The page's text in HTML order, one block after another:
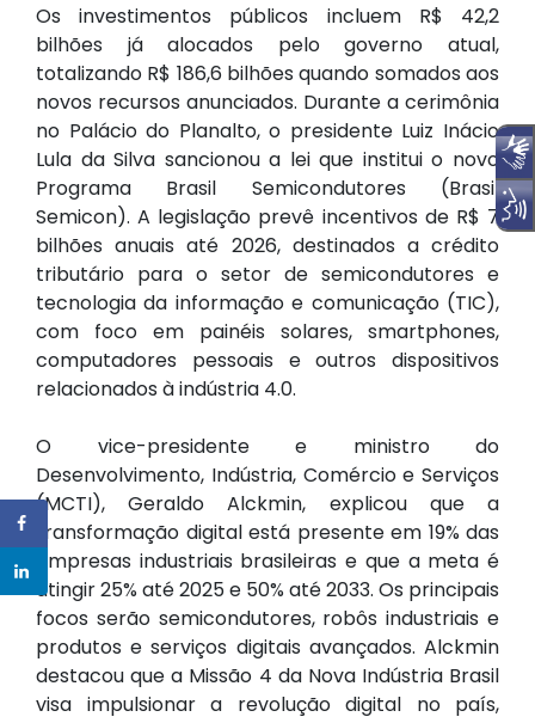
Os investimentos públicos incluem R$ 42,2
bilhões já alocados pelo governo atual,
totalizando R$ 186,6 bilhões quando somados aos
novos recursos anunciados. Durante a cerimônia
no Palácio do Planalto, o presidente Luiz Inácio
Lula da Silva sancionou a lei que institui o novo
Programa Brasil Semicondutores (Brasil
Semicon). A legislação prevê incentivos de R$ 7
bilhões anuais até 2026, destinados a crédito
tributário para o setor de semicondutores e
tecnologia da informação e comunicação (TIC),
com foco em painéis solares, smartphones,
computadores pessoais e outros dispositivos
relacionados à indústria 4.0.
O vice-presidente e ministro do
Desenvolvimento, Indústria, Comércio e Serviços
(MCTI), Geraldo Alckmin, explicou que a
transformação digital está presente em 19% das
empresas industriais brasileiras e que a meta é
atingir 25% até 2025 e 50% até 2033. Os principais
focos serão semicondutores, robôs industriais e
produtos e serviços digitais avançados. Alckmin
destacou que a Missão 4 da Nova Indústria Brasil
visa impulsionar a revolução digital no país,